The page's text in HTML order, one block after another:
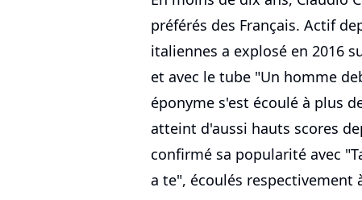
préférés des Français. Actif
italiennes a explosé en 2016
et avec le tube "Un homme
éponyme s'est écoulé à plus
atteint d'aussi hauts scores
confirmé sa popularité avec
a te", écoulés respectivement